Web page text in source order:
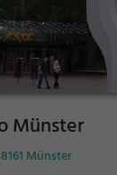
Münster
Münster